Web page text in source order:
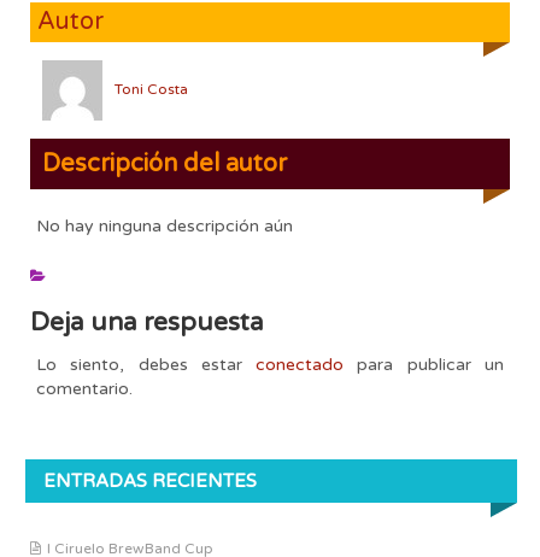
Autor
Toni Costa
Descripción del autor
No hay ninguna descripción aún
Deja una respuesta
Lo siento, debes estarconectado para publicar un
comentario.
ENTRADAS RECIENTES
I Ciruelo BrewBand Cup